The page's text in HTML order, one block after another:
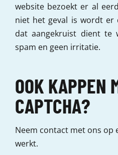
website bezoekt er al
niet het geval is wordt er
dat aangekruist dient te
spam en geen irritatie.
OOK KAPPEN
CAPTCHA?
Neem contact met ons op
werkt.